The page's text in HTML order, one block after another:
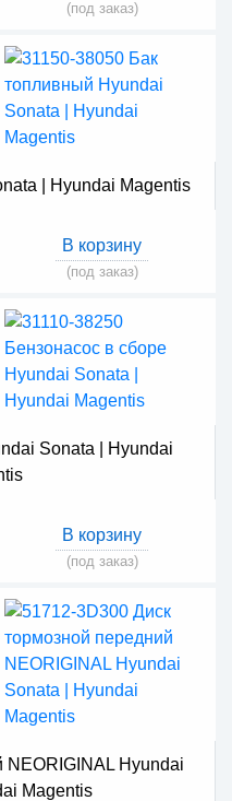
(под заказ)
| Hyundai Magentis
В корзину
(под заказ)
Sonata | Hyundai
В корзину
(под заказ)
NEORIGINAL Hyundai
Magentis